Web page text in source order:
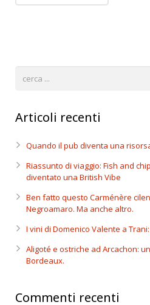
Articoli recenti
Quando il pub diventa una
Riassunto di viaggio: Fish and
diventato una British Vibe
Ben fatto questo Carménère
Negroamaro. Ma anche altro.
I vini di Domenico Valente a
Aligoté e ostriche ad Arcachon:
Bordeaux.
Commenti recenti